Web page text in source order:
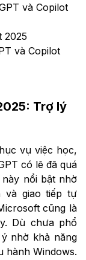
và Copilot
2025
và Copilot
Trợ lý
vụ việc học,
có lẽ đã quá
nổi bật nhờ
và giao tiếp tự
cũng là
Dù chưa phổ
ý nhờ khả năng
hành Windows.